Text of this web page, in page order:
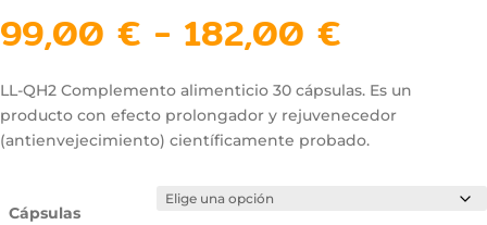
99,00 € - 182,00 €
precios:
desde
99,00 €
hasta
182,00
LL-QH2 Complemento alimenticio 30 cápsulas. Es un
producto con efecto prolongador y rejuvenecedor
(antienvejecimiento) científicamente probado.
Cápsulas